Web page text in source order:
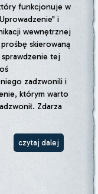
funkcjonuje w
i
wewnętrznej
skierowaną
tej
zadzwonili i
którym warto
Zdarza
czytaj dalej